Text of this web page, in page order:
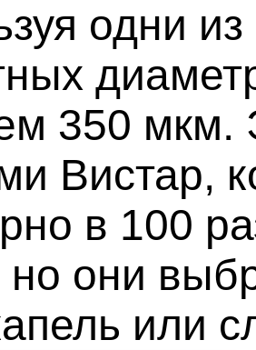
одни
350 мкм.
Вистар,
в 100
но они
или